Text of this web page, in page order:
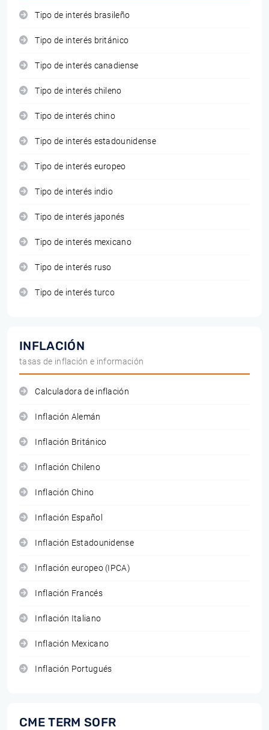
Tipo de interés brasileño
Tipo de interés británico
Tipo de interés canadiense
Tipo de interés chileno
Tipo de interés chino
Tipo de interés estadounidense
Tipo de interés europeo
Tipo de interés indio
Tipo de interés japonés
Tipo de interés mexicano
Tipo de interés ruso
Tipo de interés turco
INFLACIÓN
tasas de inflación e información
Calculadora de inflación
Inflación Alemán
Inflación Británico
Inflación Chileno
Inflación Chino
Inflación Español
Inflación Estadounidense
Inflación europeo (IPCA)
Inflación Francés
Inflación Italiano
Inflación Mexicano
Inflación Portugués
CME TERM SOFR